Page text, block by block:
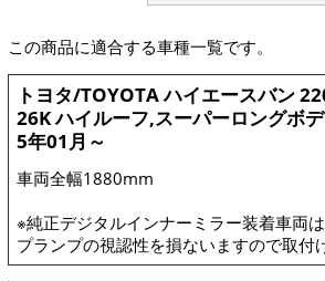
この商品に適合する車種一覧です。
トヨタ/TOYOTA ハイエースバン
26K ハイルーフ,スーパーロングボ
5年01月～
車両全幅1880mm
※純正デジタルインナーミラー装着車両
プランプの視認性を損ないますので取付